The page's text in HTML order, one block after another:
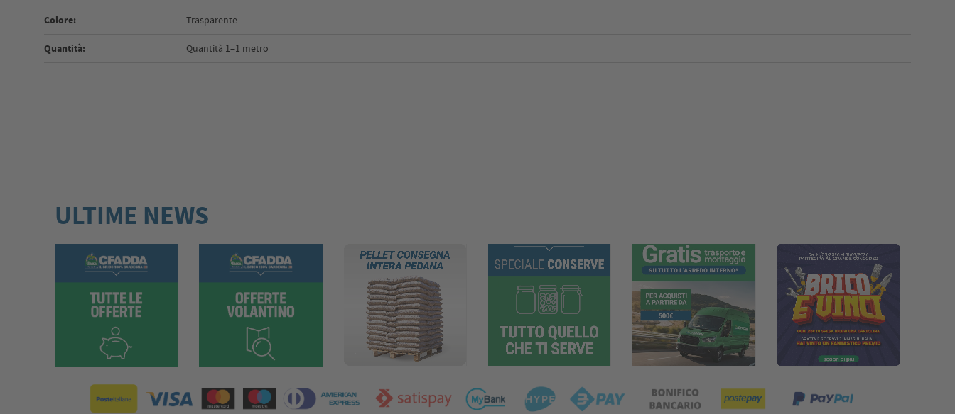
Colore: Trasparente
Quantità: Quantità 1=1 metro
ULTIME NEWS